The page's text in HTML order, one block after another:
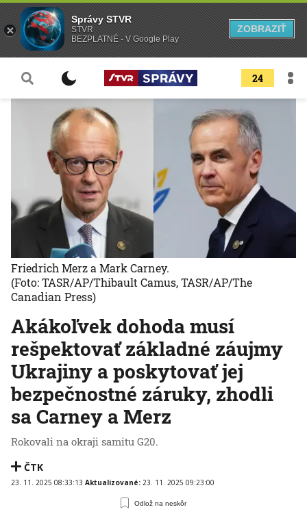
24
Akákoľvek dohoda musí
rešpektovať základné záujmy
Ukrajiny a poskytovať jej
bezpečnostné záruky, zhodli
sa Carney a Merz
Rokovali na okraji samitu G20.
ČTK
23. 11. 2025 08:33:13 Aktualizované: 23. 11. 2025 09:23:00
Odlož na neskôr
Friedrich Merz a Mark Carney.
(Foto: TASR/AP/Thibault Camus, TASR/AP/The
Canadian Press)
Správy STVR
STVR
BEZPLATNÉ - V Google Play
ZOBRAZIŤ